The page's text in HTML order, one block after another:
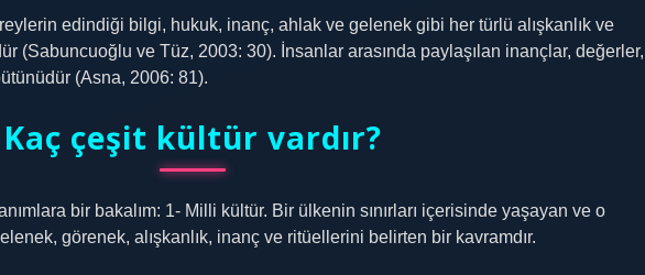
edindiği bilgi, hukuk, inanç, ahlak ve gelenek gibi her türlü alışkanlık ve
(Sabuncuoğlu ve Tüz, 2003: 30). İnsanlar arasında paylaşılan inançlar, değerler,
(Asna, 2006: 81).
Kaç çeşit kültür vardır?
bir bakalım: 1- Milli kültür. Bir ülkenin sınırları içerisinde yaşayan ve o
görenek, alışkanlık, inanç ve ritüellerini belirten bir kavramdır.